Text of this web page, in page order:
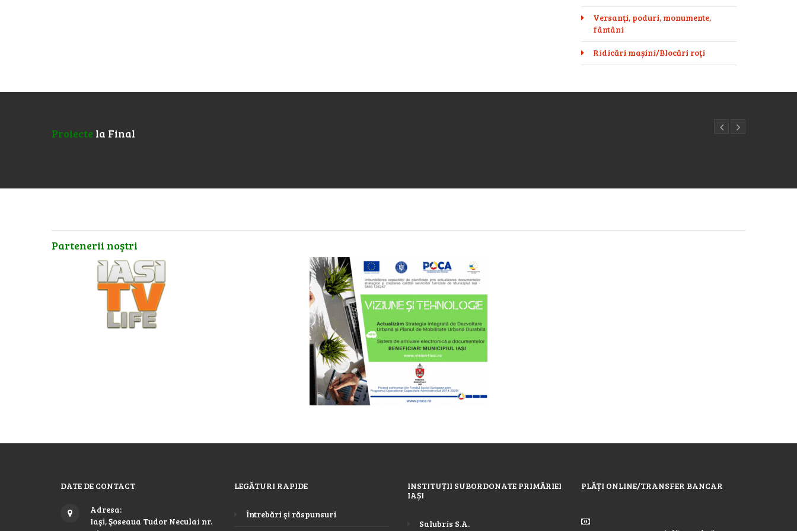
Versanţi, poduri, monumente,
fântâni
Ridicări mașini/Blocări roţi
Proiecte la Final
Partenerii noştri
DATE DE CONTACT
Adresa:
Iaşi, Şoseaua Tudor Neculai nr.
LEGĂTURI RAPIDE
Întrebări şi răspunsuri
INSTITUȚII SUBORDONATE PRIMĂRIEI
IAȘI
Salubris S.A.
PLĂȚI ONLINE/TRANSFER BANCAR